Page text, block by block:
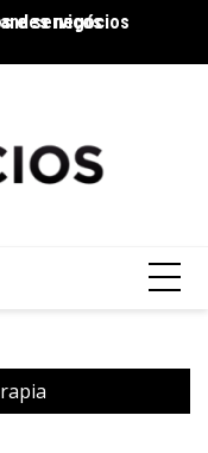
negócios
e serviços